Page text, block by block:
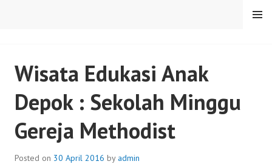
MENU
Wisata Edukasi Anak
Depok : Sekolah Minggu
Gereja Methodist
Posted on 30 April 2016 by admin